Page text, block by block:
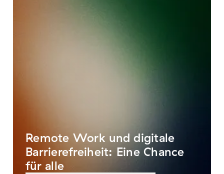
Remote Work und digitale
Barrierefreiheit: Eine Chance
für alle